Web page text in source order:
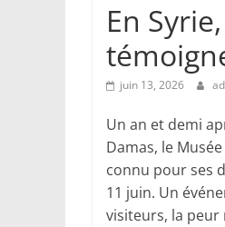
En
juin 13, 2026
Un an et demi
Damas, le
connu pour ses
11 juin. Un
visiteurs, la peur